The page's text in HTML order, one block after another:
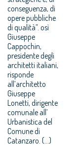
conseguenza, di
opere pubbliche
di qualità”. osì
Giuseppe
Cappochin,
presidente degli
architetti italiani,
risponde
all’architetto
Giuseppe
Lonetti, dirigente
comunale all’
Urbanistica del
Comune di
Catanzaro. (...)